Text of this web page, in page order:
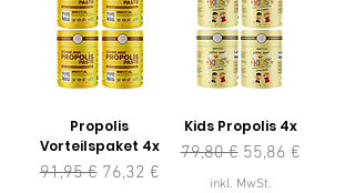
Propolis
Vorteilspaket 4x
Standardpreis
91,95 € Sale-Preis
76,32 €
Kids Propolis 4x
Standardpreis
79,80 € Sale-Preis
55,86 €
inkl. MwSt.